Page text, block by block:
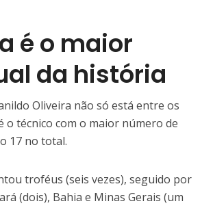
é o maior
da história
Oliveira não só está entre os
o técnico com o maior número de
17 no total.
troféus (seis vezes), seguido por
(dois), Bahia e Minas Gerais (um